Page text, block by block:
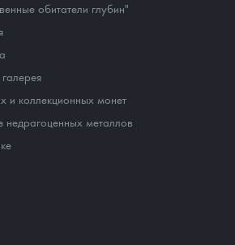
обитатели глубин"
и коллекционных монет
металлов